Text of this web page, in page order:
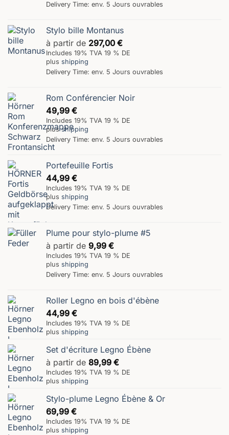
Delivery Time: env. 5 Jours ouvrables
Stylo bille Montanus
à partir de 297,00 €
Includes 19% TVA 19 % DE
plus shipping
Delivery Time: env. 5 Jours ouvrables
Rom Conférencier Noir
49,99 €
Includes 19% TVA 19 % DE
plusshipping
Delivery Time: env. 5 Jours ouvrables
Portefeuille Fortis
44,99 €
Includes 19% TVA 19 % DE
plus shipping
Delivery Time: env. 5 Jours ouvrables
Plume pour stylo-plume #5
à partir de 9,99 €
Includes 19% TVA 19 % DE
plus shipping
Delivery Time: env. 5 Jours ouvrables
Roller Legno en bois d'ébène
44,99 €
Includes 19% TVA 19 % DE
plus shipping
Set d'écriture Legno Ébène
à partir de 89,99 €
Includes 19% TVA 19 % DE
plus shipping
Stylo-plume Legno Ébène & Or
69,99 €
Includes 19% TVA 19 % DE
plus shipping